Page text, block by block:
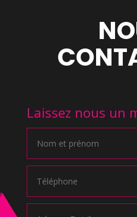
Laissez nous un